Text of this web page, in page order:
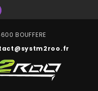
BOUFFERE